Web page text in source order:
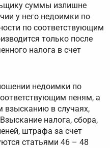
суммы излишне
у него недоимки по
по соответствующим
только после
налога в счет
недоимки по
пеням, а
в случаях,
налога, сбора,
штрафа за счет
статьями 46 – 48